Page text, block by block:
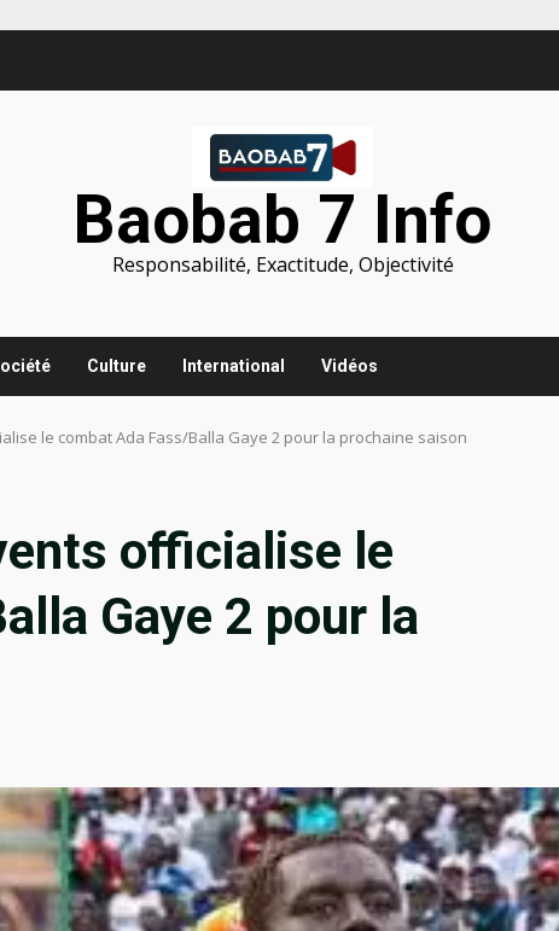
Baobab 7 Info
Responsabilité, Exactitude, Objectivité
Culture International Vidéos
le combat Ada Fass/Balla Gaye 2 pour la prochaine saison
officialise le
Gaye 2 pour la